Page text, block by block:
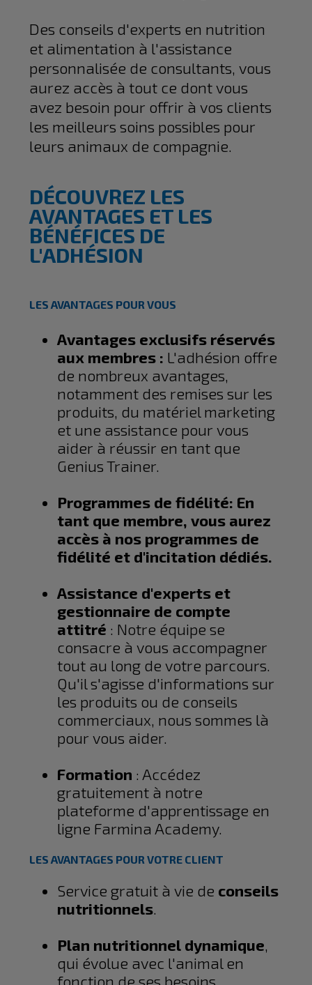
Des conseils d'experts en nutrition
et alimentation à l'assistance
personnalisée de consultants, vous
aurez accès à tout ce dont vous
avez besoin pour offrir à vos clients
les meilleurs soins possibles pour
leurs animaux de compagnie.
DÉCOUVREZ LES
AVANTAGES ET LES
BÉNÉFICES DE
L'ADHÉSION
LES AVANTAGES POUR VOUS
Avantages exclusifs réservés
aux membres : L'adhésion offre
de nombreux avantages,
notamment des remises sur les
produits, du matériel marketing
et une assistance pour vous
aider à réussir en tant que
Genius Trainer.
Programmes de fidélité: En
tant que membre, vous aurez
accès à nos programmes de
fidélité et d'incitation dédiés.
Assistance d'experts et
gestionnaire de compte
attitré : Notre équipe se
consacre à vous accompagner
tout au long de votre parcours.
Qu'il s'agisse d'informations sur
les produits ou de conseils
commerciaux, nous sommes là
pour vous aider.
Formation : Accédez
gratuitement à notre
plateforme d'apprentissage en
ligne Farmina Academy.
LES AVANTAGES POUR VOTRE CLIENT
Service gratuit à vie de conseils
nutritionnels.
Plan nutritionnel dynamique,
qui évolue avec l'animal en
fonction de ses besoins.